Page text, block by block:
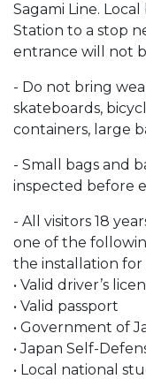
Sagami Line.
Station to a stop
entrance will not
- Do not bring
skateboards,
containers, large
- Small bags and
inspected before
- All visitors 18
one of the
the installation for
• Valid driver’s
• Valid passport
• Government of
• Japan Self-
• Local national